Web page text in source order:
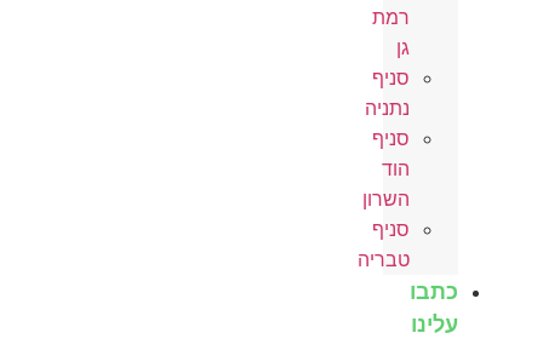
רמת
גן
סניף
נתניה
סניף
הוד
השרון
סניף
טבריה
כתבו
עלינו